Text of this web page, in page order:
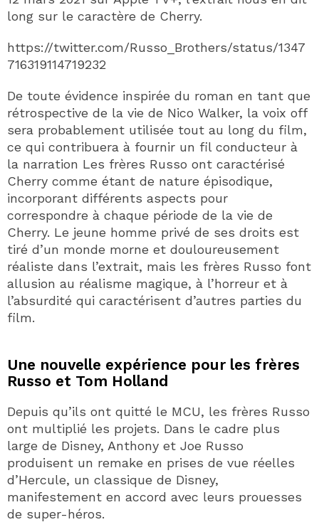
long sur le caractère de Cherry.
https://twitter.com/Russo_Brothers/status/1347
716319114719232
De toute évidence inspirée du roman en tant que
rétrospective de la vie de Nico Walker, la voix off
sera probablement utilisée tout au long du film,
ce qui contribuera à fournir un fil conducteur à
la narration Les frères Russo ont caractérisé
Cherry comme étant de nature épisodique,
incorporant différents aspects pour
correspondre à chaque période de la vie de
Cherry. Le jeune homme privé de ses droits est
tiré d’un monde morne et douloureusement
réaliste dans l’extrait, mais les frères Russo font
allusion au réalisme magique, à l’horreur et à
l’absurdité qui caractérisent d’autres parties du
film.
Une nouvelle expérience pour les frères
Russo et Tom Holland
Depuis qu’ils ont quitté le MCU, les frères Russo
ont multiplié les projets. Dans le cadre plus
large de Disney, Anthony et Joe Russo
produisent un remake en prises de vue réelles
d’Hercule, un classique de Disney,
manifestement en accord avec leurs prouesses
de super-héros.